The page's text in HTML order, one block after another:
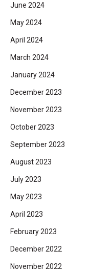
June 2024
May 2024
April 2024
March 2024
January 2024
December 2023
November 2023
October 2023
September 2023
August 2023
July 2023
May 2023
April 2023
February 2023
December 2022
November 2022